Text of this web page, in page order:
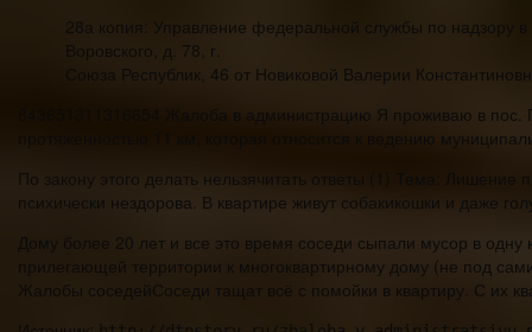
28а копия: Управление федеральной службы по надзору
Воровского, д. 78, г.
Союза Республик, 46 от Новиковой Валерии
843651311316654 Жалоба в администрацию Я проживаю в
протяженностью 11 км, которая относится к ведению
По закону этого делать нельзячитать ответы (1) Тема:
психически нездорова. В квартире живут собакикошки и даже
Дому более 20 лет и все это время соседи сыпали мусор в
прилегающей территории к многоквартирному дому (не под
Жалобы соседейСоседи тащат всё с помойки в квартиру. С их